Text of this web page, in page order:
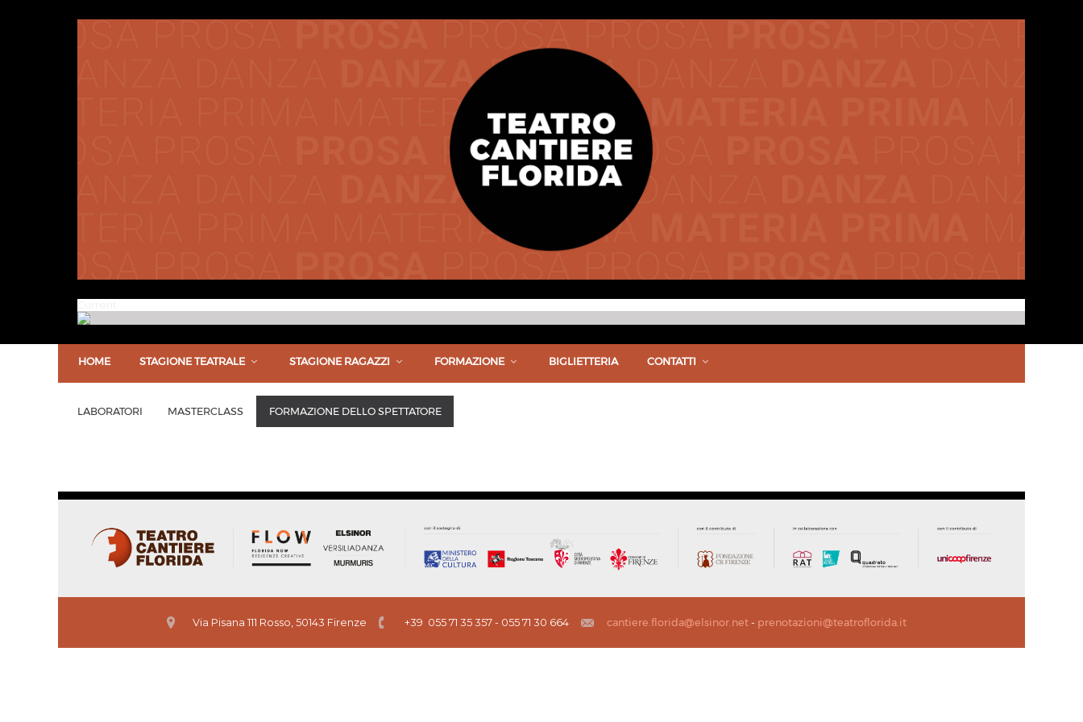
HOME STAGIONE TEATRALE STAGIONE RAGAZZI FORMAZIONE BIGLIETTERIA CONTATTI
LABORATORI MASTERCLASS FORMAZIONE DELLO SPETTATORE
Via Pisana 111 Rosso, 50143 Firenze +39 055 71 35 357 - 055 71 30 664 cantiere.florida@elsinor.net - prenotazioni@teatroflorida.it